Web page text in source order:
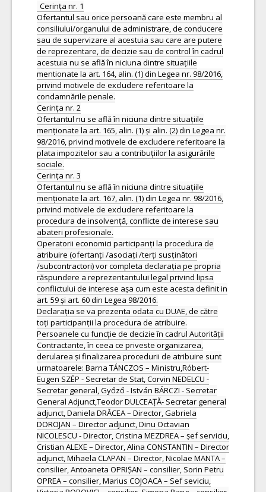
Cerința nr. 1
Ofertantul sau orice persoană care este membru al
consiliului/organului de administrare, de conducere
sau de supervizare al acestuia sau care are putere
de reprezentare, de decizie sau de control în cadrul
acestuia nu se află în niciuna dintre situațiile
mentionate la art. 164, alin. (1) din Legea nr. 98/2016,
privind motivele de excludere referitoare la
condamnările penale.
Cerința nr. 2
Ofertantul nu se află în niciuna dintre situațiile
menționate la art. 165, alin. (1) și alin. (2) din Legea nr.
98/2016, privind motivele de excludere referitoare la
plata impozitelor sau a contribuțiilor la asigurările
sociale.
Cerința nr. 3
Ofertantul nu se află în niciuna dintre situațiile
menționate la art. 167, alin. (1) din Legea nr. 98/2016,
privind motivele de excludere referitoare la
procedura de insolvență, conflicte de interese sau
abateri profesionale.
Operatorii economici participanți la procedura de
atribuire (ofertanți /asociați /terți susținători
/subcontractori) vor completa declarația pe propria
răspundere a reprezentantului legal privind lipsa
conflictului de interese așa cum este acesta definit in
art. 59 și art. 60 din Legea 98/2016.
Declarația se va prezenta odata cu DUAE, de către
toți participanții la procedura de atribuire.
Persoanele cu funcție de decizie în cadrul Autorității
Contractante, în ceea ce priveste organizarea,
derularea și finalizarea procedurii de atribuire sunt
urmatoarele: Barna TÁNCZOS – Ministru,Róbert-
Eugen SZÉP - Secretar de Stat, Corvin NEDELCU -
Secretar general, Győző - István BÁRCZI - Secretar
General Adjunct,Teodor DULCEAȚĂ- Secretar general
adjunct, Daniela DRĂCEA – Director, Gabriela
DOROJAN – Director adjunct, Dinu Octavian
NICOLESCU - Director, Cristina MEZDREA – șef serviciu,
Cristian ALEXE – Director, Alina CONSTANTIN – Director
adjunct, Mihaela CLAPAN – Director, Nicolae MANTA –
consilier, Antoaneta OPRIȘAN – consilier, Sorin Petru
OPREA – consilier, Marius COJOACA – Sef seviciu,